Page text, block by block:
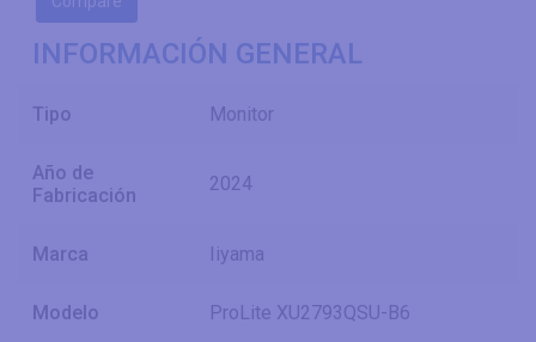
INFORMACIÓN GENERAL
Tipo Monitor
Año de
Fabricación
2024
Marca Iiyama
Modelo ProLite XU2793QSU-B6